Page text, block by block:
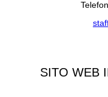
SITO WEB